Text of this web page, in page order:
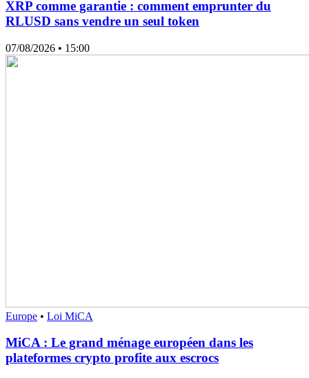
XRP comme garantie : comment emprunter du
RLUSD sans vendre un seul token
07/08/2026 • 15:00
Europe • Loi MiCA
MiCA : Le grand ménage européen dans les
plateformes crypto profite aux escrocs